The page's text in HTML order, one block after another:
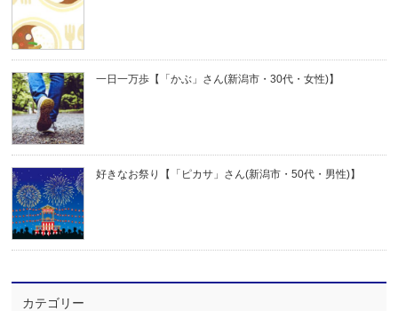
一日一万歩【「かぶ」さん(新潟市・30代・女性)】
好きなお祭り【「ピカサ」さん(新潟市・50代・男性)】
カテゴリー